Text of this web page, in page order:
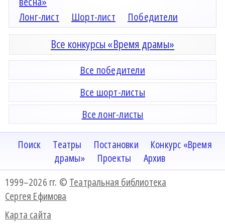
Лонг-лист
Шорт-лист Победители
Все конкурсы «Время драмы»
Все победители
Все шорт-листы
Все лонг-листы
Поиск Театры Постановки
Конкурс «Время
драмы»
Проекты
Архив
1999–2026 гг. © Театральная библиотека
Сергея Ефимова
Карта сайта